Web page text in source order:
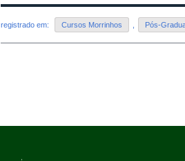
registrado em: Cursos Morrinhos Pós-